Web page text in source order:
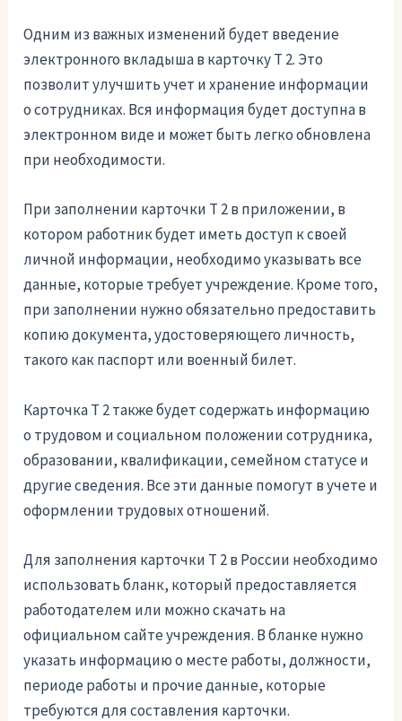
Одним из важных изменений будет введение
электронного вкладыша в карточку Т 2. Это
позволит улучшить учет и хранение информации
о сотрудниках. Вся информация будет доступна в
электронном виде и может быть легко обновлена
при необходимости.
При заполнении карточки Т 2 в приложении, в
котором работник будет иметь доступ к своей
личной информации, необходимо указывать все
данные, которые требует учреждение. Кроме того,
при заполнении нужно обязательно предоставить
копию документа, удостоверяющего личность,
такого как паспорт или военный билет.
Карточка Т 2 также будет содержать информацию
о трудовом и социальном положении сотрудника,
образовании, квалификации, семейном статусе и
другие сведения. Все эти данные помогут в учете и
оформлении трудовых отношений.
Для заполнения карточки Т 2 в России необходимо
использовать бланк, который предоставляется
работодателем или можно скачать на
официальном сайте учреждения. В бланке нужно
указать информацию о месте работы, должности,
периоде работы и прочие данные, которые
требуются для составления карточки.